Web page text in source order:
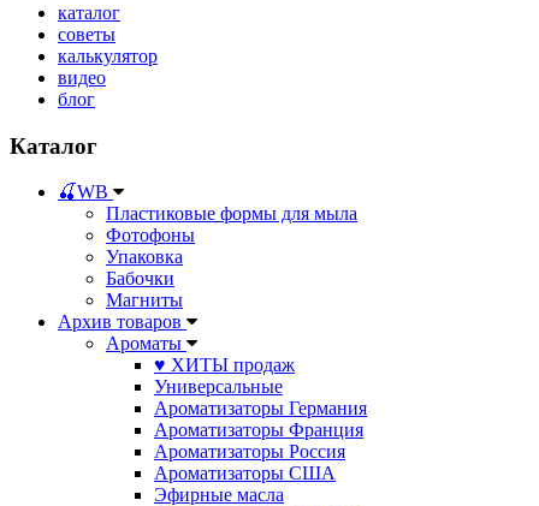
каталог
советы
калькулятор
видео
блог
Каталог
🍒WB
Пластиковые формы для мыла
Фотофоны
Упаковка
Бабочки
Магниты
Архив товаров
Ароматы
♥ ХИТЫ продаж
Универсальные
Ароматизаторы Германия
Ароматизаторы Франция
Ароматизаторы Россия
Ароматизаторы США
Эфирные масла